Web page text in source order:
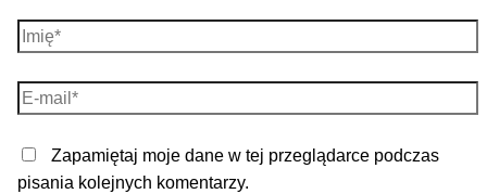
Imię*
E-
mail*
Zapamiętaj moje dane w tej przeglądarce podczas
pisania kolejnych komentarzy.